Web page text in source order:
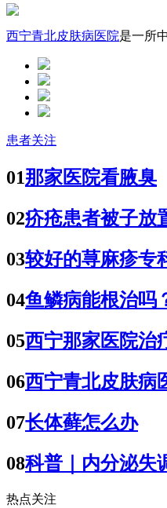
西宁青北皮肤病医院是一所
患者关注
01那家医院看腋臭
02疥疮患者被子放
03较好的荨麻疹专
04鱼鳞病能根治吗
05西宁那家医院治
06西宁青北皮肤病
07长体藓怎么办
08科普｜内分泌失
热点关注